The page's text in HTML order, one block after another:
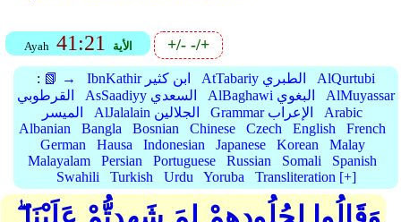
Ayah 41:21 الأية +/--/+
: 📗 → IbnKathir ابن كثير AtTabariy الطبري
AlQurtubi
القرطوبي
AsSaadiyy السعدي AlBaghawi البغوي
AlMuyassar
الميسر
AlJalalain الجلالين Grammar الإعراب
Arabic
Albanian
Bangla Bosnian Chinese Czech English
French
German
Hausa Indonesian Japanese Korean
Malay
Malayalam
Persian Portuguese Russian Somali
Spanish
Swahili
Turkish Urdu Yoruba Transliteration [+]